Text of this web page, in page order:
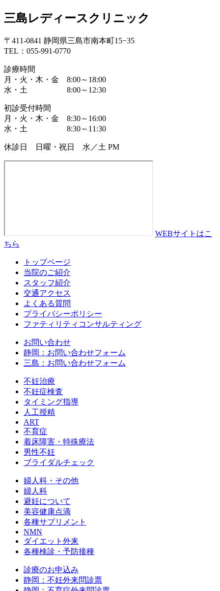
三島レディースクリニック
〒411-0841 静岡県三島市南本町15−35
TEL：055-991-0770
診療時間
月・火・木・金 8:00～18:00
水・土 8:00～12:30
初診受付時間
月・火・木・金 8:30～16:00
水・土 8:30～11:30
休診日 日曜・祝日 水／土 PM
WEBサイトはこ
ちら
トップページ
当院のご紹介
スタッフ紹介
交通アクセス
よくある質問
プライバシーポリシー
ファティリティコンサルティング
お問い合わせ
静岡：お問い合わせフォーム
三島：お問い合わせフォーム
不妊治療
不妊症検査
タイミング指導
人工授精
ART
不育症
着床障害・特殊療法
男性不妊
ブライダルチェック
婦人科・その他
婦人科
避妊について
美容健康点滴
各種サプリメント
NMN
ダイエット外来
各種検診・予防接種
診療のお申込み
静岡：不妊外来問診票